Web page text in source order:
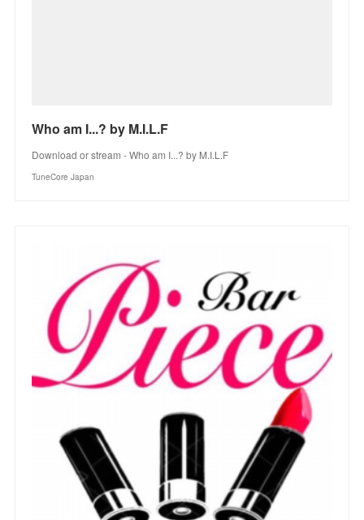
Who am I...? by M.I.L.F
Download or stream - Who am I...? by M.I.L.F
TuneCore Japan